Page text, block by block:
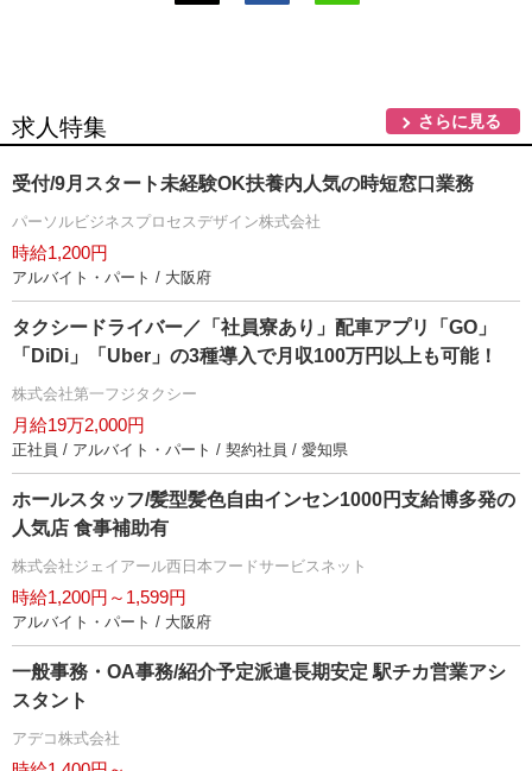
求人特集 さらに見る
受付/9月スタート未経験OK扶養内人気の時短窓口業務
パーソルビジネスプロセスデザイン株式会社
時給1,200円
アルバイト・パート / 大阪府
タクシードライバー／「社員寮あり」配車アプリ「GO」
「DiDi」「Uber」の3種導入で月収100万円以上も可能！
株式会社第一フジタクシー
月給19万2,000円
正社員 / アルバイト・パート / 契約社員 / 愛知県
ホールスタッフ/髪型髪色自由インセン1000円支給博多発の
人気店 食事補助有
株式会社ジェイアール西日本フードサービスネット
時給1,200円～1,599円
アルバイト・パート / 大阪府
一般事務・OA事務/紹介予定派遣長期安定 駅チカ営業アシ
スタント
アデコ株式会社